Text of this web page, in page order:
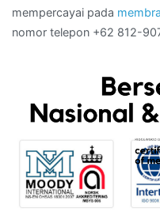
mempercayai pada
nomor telepon +62 812-